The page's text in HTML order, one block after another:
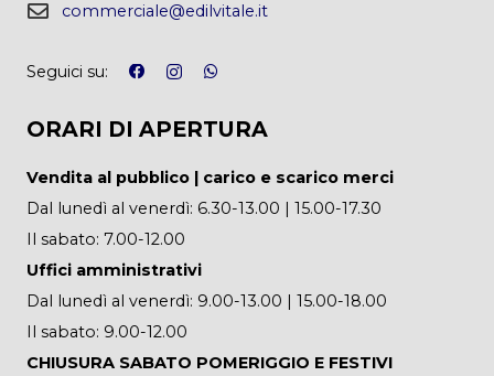
commerciale@edilvitale.it
Seguici su:
ORARI DI APERTURA
Vendita al pubblico | carico e scarico merci
Dal lunedì al venerdì: 6.30-13.00 | 15.00-17.30
Il sabato: 7.00-12.00
Uffici amministrativi
Dal lunedì al venerdì: 9.00-13.00 | 15.00-18.00
Il sabato: 9.00-12.00
CHIUSURA SABATO POMERIGGIO E FESTIVI